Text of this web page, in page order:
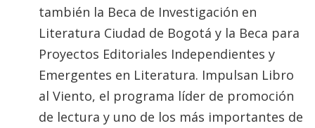
también la Beca de Investigación en
Literatura Ciudad de Bogotá y la Beca para
Proyectos Editoriales Independientes y
Emergentes en Literatura. Impulsan Libro
al Viento, el programa líder de promoción
de lectura y uno de los más importantes de